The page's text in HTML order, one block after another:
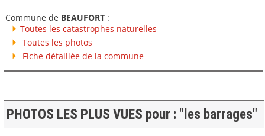
Commune de BEAUFORT:
Toutes les catastrophes naturelles
Toutes les photos
Fiche détaillée de la commune
PHOTOS LES PLUS VUES pour : "les barrages"